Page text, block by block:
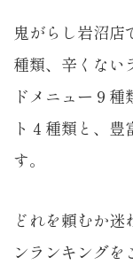
鬼がらし岩沼店
種類、辛くない
ドメニュー９
ト４種類と、
す。
どれを頼むか
ンランキング